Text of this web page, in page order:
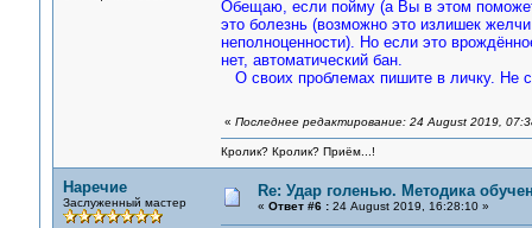
Обещаю, если пойму (а Вы в этом
это болезнь (возможно это излишек
неполноценности). Но если это
нет, автоматический бан.
О своих проблемах пишите в личку. Не
« Последнее редактирование: 24 August 2019,
Кролик? Кролик? Приём...!
Наречие
Заслуженный мастер
Re: Удар голенью. Методика
« Ответ #6 :24 August 2019, 16:28:10 »